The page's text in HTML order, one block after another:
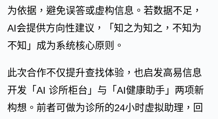
为依据，避免误答或虚构信息。若数据不足，
AI会提供方向性建议，「知之为知之，不知为
不知」成为系统核心原则。
此次合作不仅提升查找体验，也启发高易信息
开发「AI 诊所柜台」与「AI健康助手」两项新
构想。前者可做为诊所的24小时虚拟助理，回